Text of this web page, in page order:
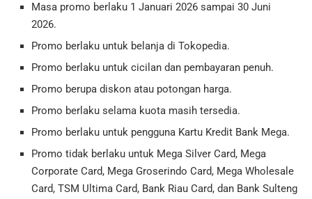
Masa promo berlaku 1 Januari 2026 sampai 30 Juni
2026.
Promo berlaku untuk belanja di Tokopedia.
Promo berlaku untuk cicilan dan pembayaran penuh.
Promo berupa diskon atau potongan harga.
Promo berlaku selama kuota masih tersedia.
Promo berlaku untuk pengguna Kartu Kredit Bank Mega.
Promo tidak berlaku untuk Mega Silver Card, Mega
Corporate Card, Mega Groserindo Card, Mega Wholesale
Card, TSM Ultima Card, Bank Riau Card, dan Bank Sulteng